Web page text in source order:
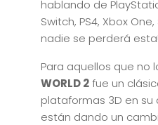
hablando de
Switch, PS4, Xbox One,
nadie se perderá esta!
Para aquellos que no
WORLD 2fue un
plataformas 3D en su
están dando un